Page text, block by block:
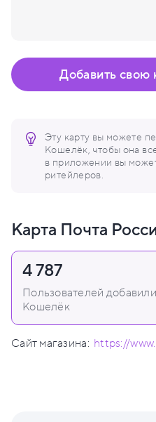
Эту карту вы можете
Кошелёк, чтобы она
в приложении вы
ритейлеров.
Добавить свою
Карта Почта
4 787
Пользователей добавили
Кошелёк
Сайт магазина: https://